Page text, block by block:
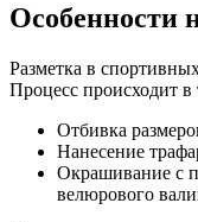
Особенности
Разметка в
Процесс происходит в
Отбивка
Нанесение
Окрашивание с
велюрового